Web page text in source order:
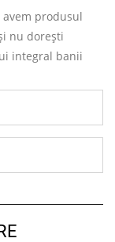
avem produsul
nu dorești
integral banii